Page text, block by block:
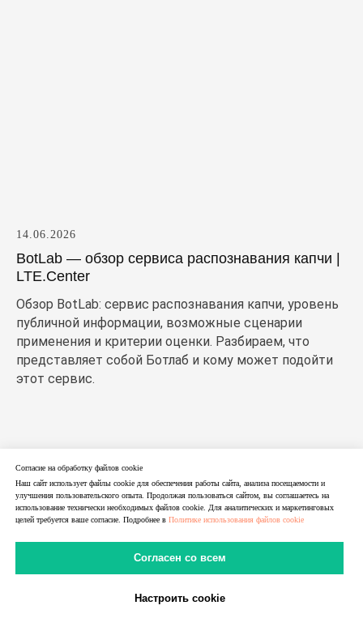
14.06.2026
BotLab — обзор сервиса распознавания капчи |
LTE.Center
Обзор BotLab: сервис распознавания капчи, уровень
публичной информации, возможные сценарии
применения и критерии оценки. Разбираем, что
представляет собой Ботлаб и кому может подойти
этот сервис.
Согласие на обработку файлов cookie
Наш сайт использует файлы cookie для обеспечения работы сайта, анализа посещаемости и
улучшения пользовательского опыта. Продолжая пользоваться сайтом, вы соглашаетесь на
использование технически необходимых файлов cookie. Для аналитических и маркетинговых
целей требуется ваше согласие. Подробнее в Политике использования файлов cookie
Согласен со всем
Настроить cookie